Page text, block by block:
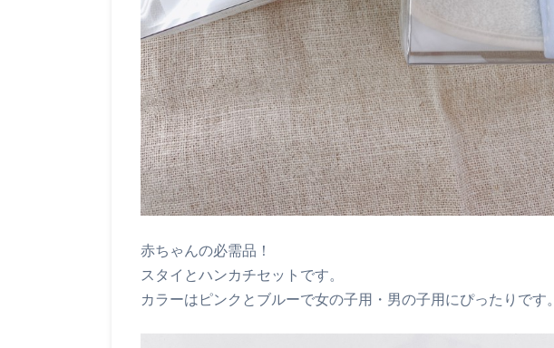
赤ちゃんの必需品！
スタイとハンカチセットです。
カラーはピンクとブルーで女の子用・男の子用にぴったりです。